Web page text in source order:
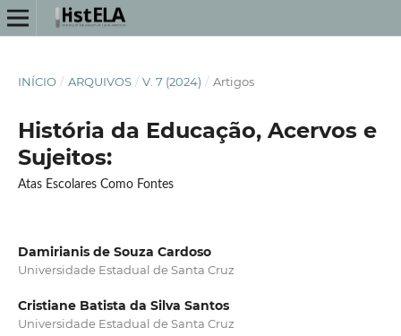
INÍCIO / ARQUIVOS / V. 7 (2024) / Artigos
História da Educação, Acervos e
Sujeitos:
Atas Escolares Como Fontes
Damirianis de Souza Cardoso
Universidade Estadual de Santa Cruz
Cristiane Batista da Silva Santos
Universidade Estadual de Santa Cruz